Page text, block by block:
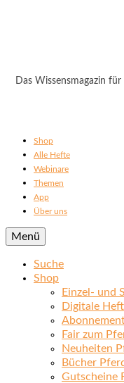
Das Wissensmagazin
Shop
Alle Hefte
Webinare
Themen
App
Über uns
Menü
Suche
Shop
Einzel- und
Digitale
Fair zum
Neuheiten
Bücher
Gutscheine